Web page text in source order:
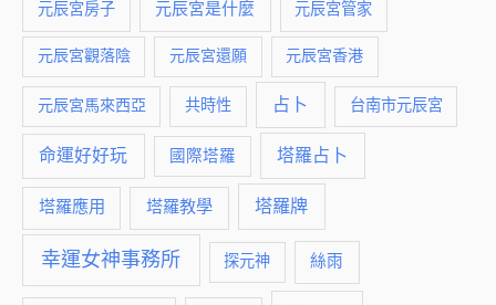
元辰宮房子 元辰宮是什麼 元辰宮管家
元辰宮觀落陰 元辰宮還願 元辰宮香港
元辰宮馬來西亞 共時性 占卜 台南市元辰宮
命運好好玩 國際塔羅 塔羅占卜
塔羅應用 塔羅教學 塔羅牌
幸運女神事務所 探元神 絲雨